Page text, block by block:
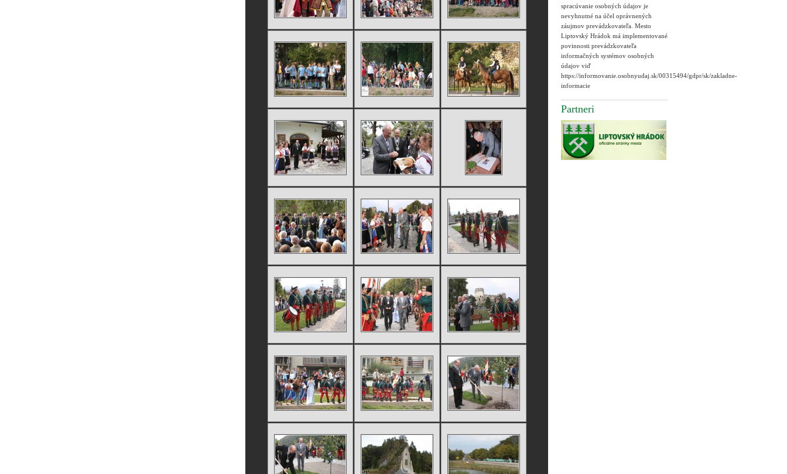
spracúvanie osobných údajov je
nevyhnutné na účel oprávnených
záujmov prevádzkovateľa. Mesto
Liptovský Hrádok má implementované
povinnosti prevádzkovateľa
informačných systémov osobných
údajov viď
https://informovanie.osobnyudaj.sk/00315494/gdpr/sk/zakladne-
informacie
Partneri